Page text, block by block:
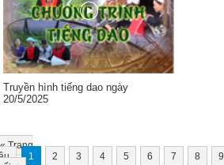
Truyền hình tiếng dao ngày
20/5/2025
«Trang
1 2 3 4 5 6 7 8 9